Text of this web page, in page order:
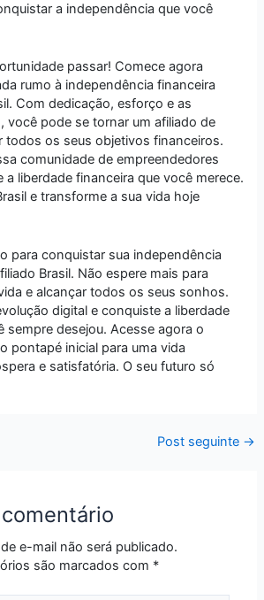
a independência que você
passar! Comece agora
rumo à independência financeira
Com dedicação, esforço e as
você pode se tornar um afiliado de
todos os seus objetivos financeiros.
comunidade de empreendedores
a liberdade financeira que você merece.
e transforme a sua vida hoje
para conquistar sua independência
Brasil. Não espere mais para
e alcançar todos os seus sonhos.
digital e conquiste a liberdade
sempre desejou. Acesse agora o
pontapé inicial para uma vida
e satisfatória. O seu futuro só
Post seguinte →
e-mail não será publicado.
são marcados com *